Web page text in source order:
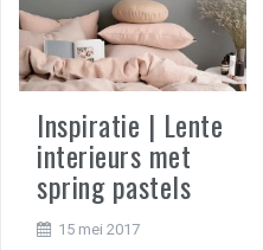
Inspiratie | Lente
interieurs met
spring pastels
15 mei 2017